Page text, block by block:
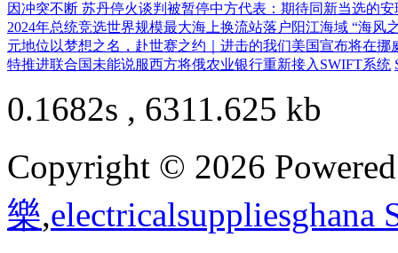
因冲突不断 苏丹停火谈判被暂停中方代表：期待同新当选的
2024年总统竞选世界规模最大海上换流站落户阳江海域 “海风
元地位以梦想之名，赴世赛之约｜进击的我们美国宣布将在挪
特推进联合国未能说服西方将俄农业银行重新接入SWIFT系统
0.1682s , 6311.625 kb
Copyright © 2026
樂,electricalsuppliesghana